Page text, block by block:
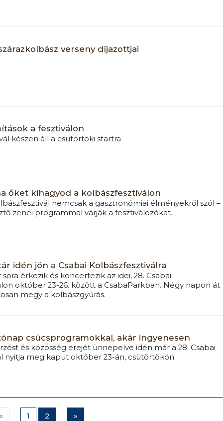
verseny díjazottjai
a fesztiválon
készen áll a csütörtöki startra
őket kihagyod a kolbászfesztiválon
nemcsak a gasztronómiai élményekről szól –
zenei programmal várják a fesztiválozókat.
idén jön a Csabai Kolbászfesztiválra
érkezik és koncertezik az idei, 28. Csabai
október 23-26. között a CsabaParkban. Négy napon át
megy a kolbászgyúrás.
csúcsprogramokkal, akár ingyenesen
és közösség erejét ünnepelve idén már a 28. Csabai
nyitja meg kaput október 23-án, csütörtökön.
1 2 »